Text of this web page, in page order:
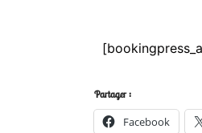
Partager :
Facebook